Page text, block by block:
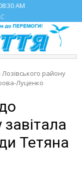
AM
району
Луценко
Тетяна